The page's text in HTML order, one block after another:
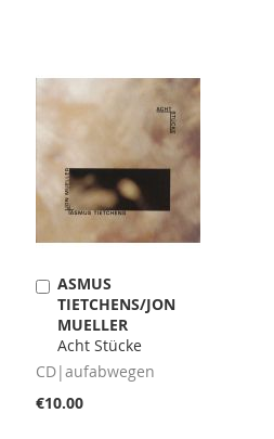
ASMUS
TIETCHENS/JON
MUELLER
Acht Stücke
CD|aufabwegen
€10.00
Add
to
Cart